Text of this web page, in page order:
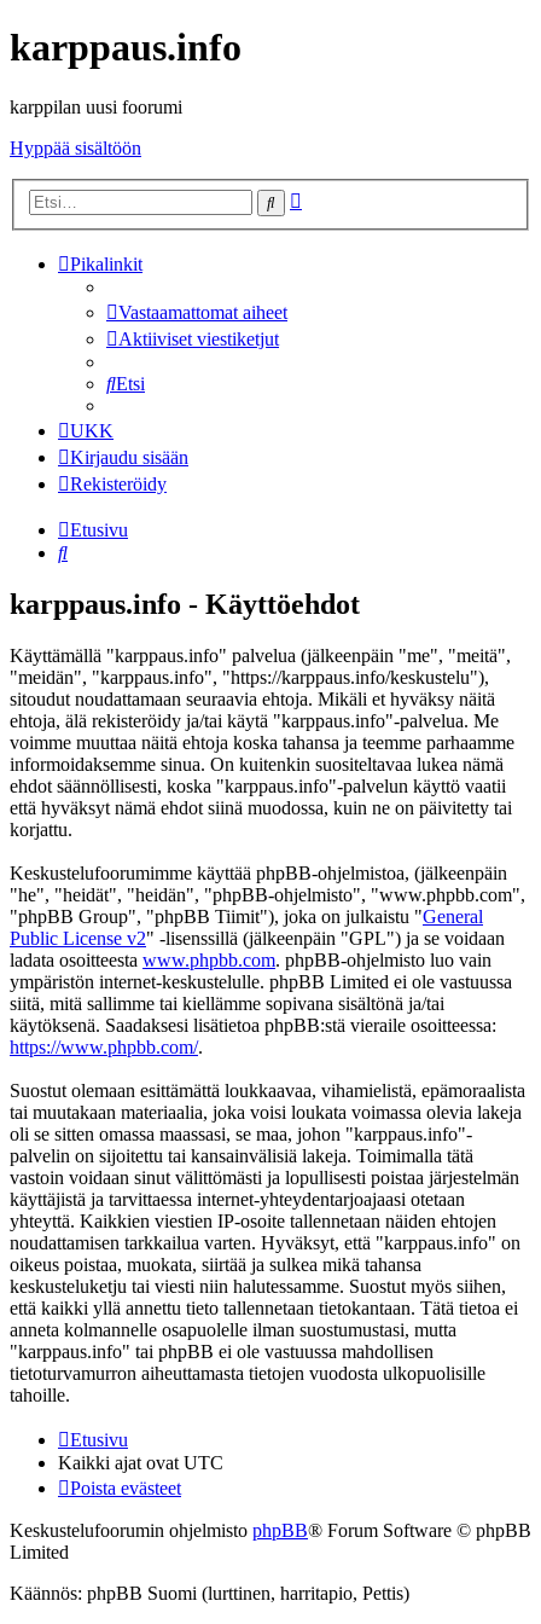
karppaus.info
karppilan uusi foorumi
Hyppää sisältöön
Etsi
Pikalinkit
Vastaamattomat aiheet
Aktiiviset viestiketjut
Etsi
UKK
Kirjaudu sisään
Rekisteröidy
Etusivu
Etsi
karppaus.info - Käyttöehdot
Käyttämällä "karppaus.info" palvelua (jälkeenpäin "me", "meitä",
"meidän", "karppaus.info", "https://karppaus.info/keskustelu"),
sitoudut noudattamaan seuraavia ehtoja. Mikäli et hyväksy näitä
ehtoja, älä rekisteröidy ja/tai käytä "karppaus.info"-palvelua. Me
voimme muuttaa näitä ehtoja koska tahansa ja teemme parhaamme
informoidaksemme sinua. On kuitenkin suositeltavaa lukea nämä
ehdot säännöllisesti, koska "karppaus.info"-palvelun käyttö vaatii
että hyväksyt nämä ehdot siinä muodossa, kuin ne on päivitetty tai
korjattu.
Keskustelufoorumimme käyttää phpBB-ohjelmistoa, (jälkeenpäin
"he", "heidät", "heidän", "phpBB-ohjelmisto", "www.phpbb.com",
"phpBB Group", "phpBB Tiimit"), joka on julkaistu "General
Public License v2" -lisenssillä (jälkeenpäin "GPL") ja se voidaan
ladata osoitteesta www.phpbb.com. phpBB-ohjelmisto luo vain
ympäristön internet-keskustelulle. phpBB Limited ei ole vastuussa
siitä, mitä sallimme tai kiellämme sopivana sisältönä ja/tai
käytöksenä. Saadaksesi lisätietoa phpBB:stä vieraile osoitteessa:
https://www.phpbb.com/.
Suostut olemaan esittämättä loukkaavaa, vihamielistä, epämoraalista
tai muutakaan materiaalia, joka voisi loukata voimassa olevia lakeja
oli se sitten omassa maassasi, se maa, johon "karppaus.info"-
palvelin on sijoitettu tai kansainvälisiä lakeja. Toimimalla tätä
vastoin voidaan sinut välittömästi ja lopullisesti poistaa järjestelmän
käyttäjistä ja tarvittaessa internet-yhteydentarjoajaasi otetaan
yhteyttä. Kaikkien viestien IP-osoite tallennetaan näiden ehtojen
noudattamisen tarkkailua varten. Hyväksyt, että "karppaus.info" on
oikeus poistaa, muokata, siirtää ja sulkea mikä tahansa
keskusteluketju tai viesti niin halutessamme. Suostut myös siihen,
että kaikki yllä annettu tieto tallennetaan tietokantaan. Tätä tietoa ei
anneta kolmannelle osapuolelle ilman suostumustasi, mutta
"karppaus.info" tai phpBB ei ole vastuussa mahdollisen
tietoturvamurron aiheuttamasta tietojen vuodosta ulkopuolisille
tahoille.
Etusivu
Kaikki ajat ovat UTC
Poista evästeet
Keskustelufoorumin ohjelmisto phpBB® Forum Software © phpBB
Limited
Käännös: phpBB Suomi (lurttinen, harritapio, Pettis)